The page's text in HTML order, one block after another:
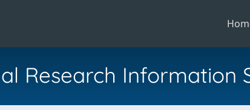
Research Information